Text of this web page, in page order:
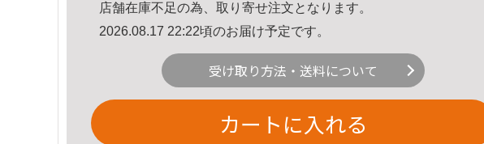
店舗在庫不足の為、取り寄せ注文となります。
2026.08.17 22:22頃のお届け予定です。
受け取り方法・送料について
カートに入れる